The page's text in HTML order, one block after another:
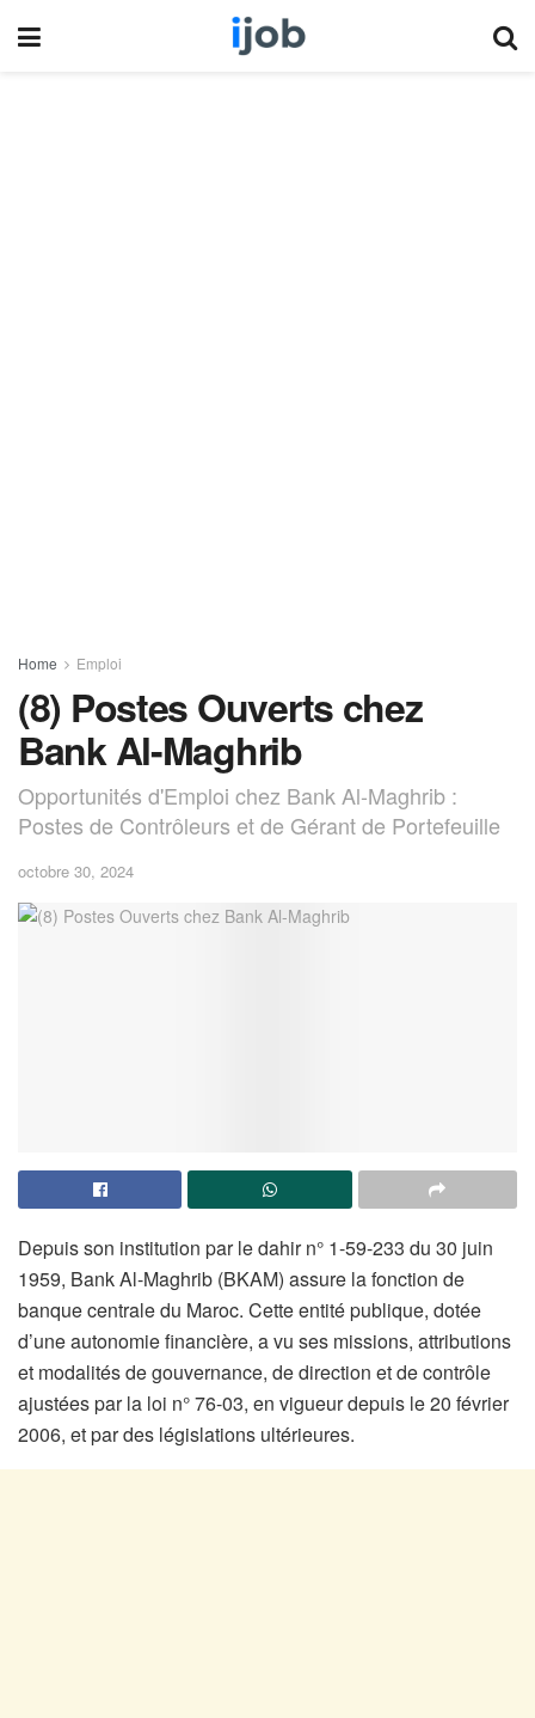
Home Emploi
(8) Postes Ouverts chez
Bank Al-Maghrib
Opportunités d'Emploi chez Bank Al-Maghrib :
Postes de Contrôleurs et de Gérant de Portefeuille
octobre 30, 2024
Depuis son institution par le dahir n° 1-59-233 du 30 juin
1959, Bank Al-Maghrib (BKAM) assure la fonction de
banque centrale du Maroc. Cette entité publique, dotée
d’une autonomie financière, a vu ses missions, attributions
et modalités de gouvernance, de direction et de contrôle
ajustées par la loi n° 76-03, en vigueur depuis le 20 février
2006, et par des législations ultérieures.